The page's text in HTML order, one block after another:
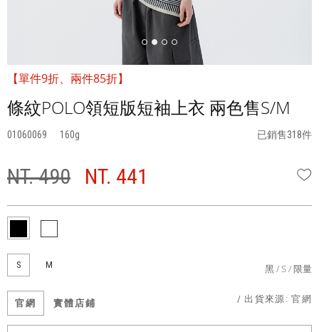
【單件9折、兩件85折】
條紋POLO領短版短袖上衣 兩色售S/M
01060069 160 已銷售318件
NT. 490 NT. 441
S M 黑 S 限量
官網 實體店鋪 / 出貨來源:官網